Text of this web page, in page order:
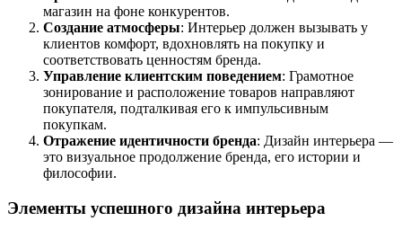
магазин на фоне конкурентов.
Создание атмосферы: Интерьер должен вызывать у
клиентов комфорт, вдохновлять на покупку и
соответствовать ценностям бренда.
Управление клиентским поведением: Грамотное
зонирование и расположение товаров направляют
покупателя, подталкивая его к импульсивным
покупкам.
Отражение идентичности бренда: Дизайн интерьера —
это визуальное продолжение бренда, его истории и
философии.
Элементы успешного дизайна интерьера